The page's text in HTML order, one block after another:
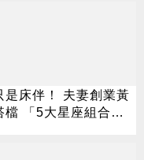
是床伴！ 夫妻創業黃
檔 「5大星座組合」